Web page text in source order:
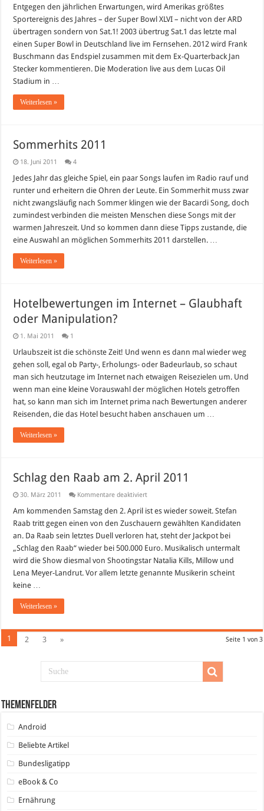
Entgegen den jährlichen Erwartungen, wird Amerikas größtes
Sportereignis des Jahres – der Super Bowl XLVI – nicht von der ARD
übertragen sondern von Sat.1! 2003 übertrug Sat.1 das letzte mal
einen Super Bowl in Deutschland live im Fernsehen. 2012 wird Frank
Buschmann das Endspiel zusammen mit dem Ex-Quarterback Jan
Stecker kommentieren. Die Moderation live aus dem Lucas Oil
Stadium in …
Weiterlesen »
Sommerhits 2011
18. Juni 2011 4
Jedes Jahr das gleiche Spiel, ein paar Songs laufen im Radio rauf und
runter und erheitern die Ohren der Leute. Ein Sommerhit muss zwar
nicht zwangsläufig nach Sommer klingen wie der Bacardi Song, doch
zumindest verbinden die meisten Menschen diese Songs mit der
warmen Jahreszeit. Und so kommen dann diese Tipps zustande, die
eine Auswahl an möglichen Sommerhits 2011 darstellen. …
Weiterlesen »
Hotelbewertungen im Internet – Glaubhaft
oder Manipulation?
1. Mai 2011 1
Urlaubszeit ist die schönste Zeit! Und wenn es dann mal wieder weg
gehen soll, egal ob Party-, Erholungs- oder Badeurlaub, so schaut
man sich heutzutage im Internet nach etwaigen Reisezielen um. Und
wenn man eine kleine Vorauswahl der möglichen Hotels getroffen
hat, so kann man sich im Internet prima nach Bewertungen anderer
Reisenden, die das Hotel besucht haben anschauen um …
Weiterlesen »
Schlag den Raab am 2. April 2011
30. März 2011 Kommentare deaktiviertfür
den
am
2.
April
2011
Am kommenden Samstag den 2. April ist es wieder soweit. Stefan
Raab tritt gegen einen von den Zuschauern gewählten Kandidaten
an. Da Raab sein letztes Duell verloren hat, steht der Jackpot bei
„Schlag den Raab“ wieder bei 500.000 Euro. Musikalisch untermalt
wird die Show diesmal von Shootingstar Natalia Kills, Millow und
Lena Meyer-Landrut. Vor allem letzte genannte Musikerin scheint
keine …
Weiterlesen »
Seite 1 von 3
1 2 3 »
Themenfelder
Android
Beliebte Artikel
Bundesligatipp
eBook & Co
Ernährung